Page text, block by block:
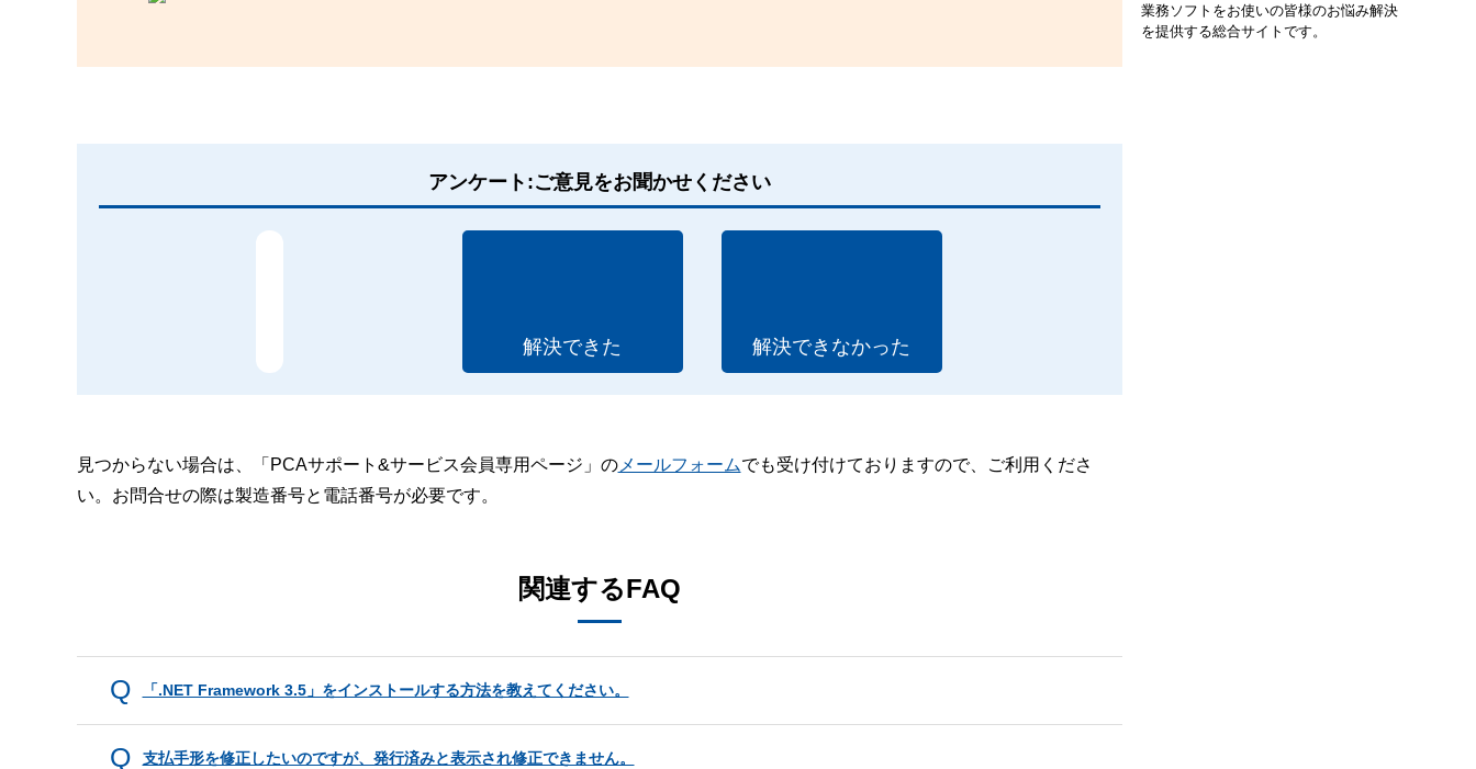
業務ソフトをお使いの皆様のお悩み解決
を提供する総合サイトです。
アンケート:ご意見をお聞かせください
解決できた 解決できなかった
見つからない場合は、「PCAサポート&サービス会員専用ページ」のメールフォームでも受け付けておりますので、ご利用くださ
い。お問合せの際は製造番号と電話番号が必要です。
関連するFAQ
「.NET Framework 3.5」をインストールする方法を教えてください。
支払手形を修正したいのですが、発行済みと表示され修正できません。